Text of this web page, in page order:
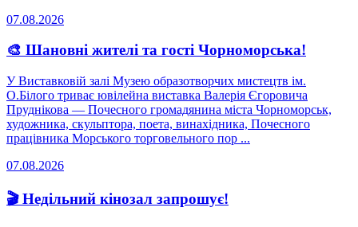
07.08.2026
🎨 Шановні жителі та гості Чорноморська!
У Виставковій залі Музею образотворчих мистецтв ім.
О.Білого триває ювілейна виставка Валерія Єгоровича
Пруднікова — Почесного громадянина міста Чорноморськ,
художника, скульптора, поета, винахідника, Почесного
працівника Морського торговельного пор ...
07.08.2026
🎬 Недільний кінозал запрошує!